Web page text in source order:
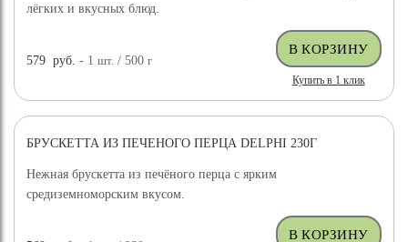
лёгких и вкусных блюд.
579 руб. - 1шт. / 500г
Купить в 1 клик
БРУСКЕТТА ИЗ ПЕЧЕНОГО ПЕРЦА DELPHI 230Г
Нежная брускетта из печёного перца с ярким
средиземноморским вкусом.